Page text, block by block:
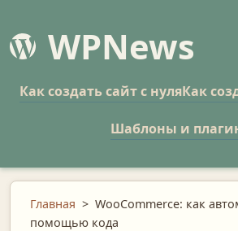
WPNews
Как создать сайт с нуляКак
Шаблоны и
Главная > WooCommerce: как
помощью кода